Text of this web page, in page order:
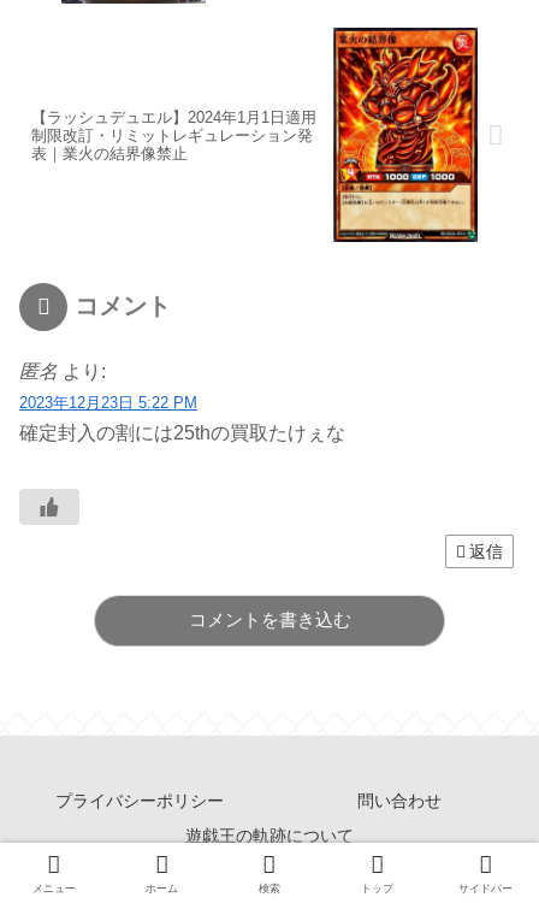
【ラッシュデュエル】2024年1月1日適用
制限改訂・リミットレギュレーション発
表｜業火の結界像禁止
コメント
匿名 より:
2023年12月23日 5:22 PM
確定封入の割には25thの買取たけぇな
返信
コメントを書き込む
プライバシーポリシー
問い合わせ
遊戯王の軌跡について
Copyright © 2014-2026 遊戯王の軌跡 All Rights Reserved.
メニュー ホーム 検索 トップ サイドバー